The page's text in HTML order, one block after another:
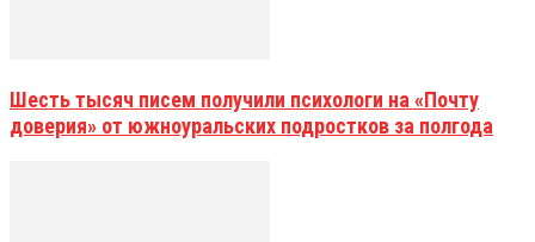
Шесть тысяч писем получили психологи на «Почту
доверия» от южноуральских подростков за полгода